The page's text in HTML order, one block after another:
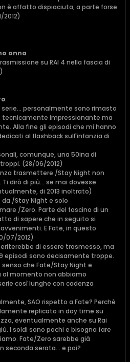
è affatto dispiaciuta, a parte forse
2012)
onna
su RAI 4 nella fascia di
personalmente sono rimasto
tecnicamente impressionante ma
Alla fine gli episodi che mi hanno
al flashback sull'infanzia di
comunque, una 50ina di
(28/06/2012)
trasmettere /Stay Night non
dirò di più... se mai dovesse
di 2013 inoltrato)
/Stay Night e solo
/Zero. Parte del fascino di un
di sapere che in seguito si
E Fate, in questo
07/2012)
di essere trasmesso, ma
episodi sono decisamente troppe.
che Fate/Stay Night e
al momento non abbiamo
così lunghe con cadenza
SAO rispetto a Fate? Perchè
replicato in day time su
eventualmente anche su Rai
I soldi sono pochi e bisogna fare
Fate/Zero sarebbe già
seconda serata... e poi?